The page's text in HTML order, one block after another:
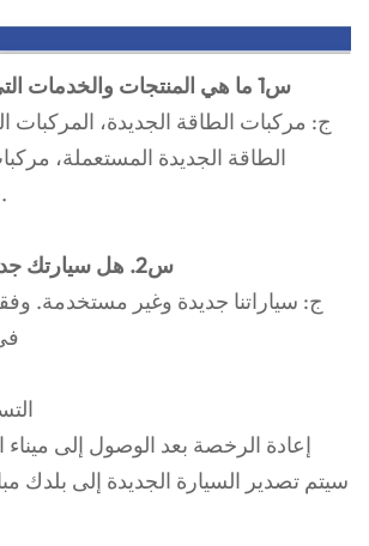
س1 ما هي المنتجات والخدمات التي يمكنك تقديمها؟
ج: مركبات الطاقة الجديدة، المركبات
الطاقة الجديدة المستعملة،
خدمات التخصيص.
س2. هل سيارتك جديدة أم مستعملة؟
ج: سياراتنا جديدة وغير مستخدمة.
1.
2. إعادة الرخصة بعد الوصول إلى